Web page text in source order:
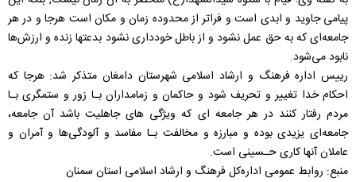
پیامى جاوید و ابدى است و فراتر از محدوده زمان و مکان است هرجا و در هر
جامعه‌اى که به حق عمل نشود و از باطل خوددارى نشود بدعتها زنده و ارزش‌ها
نابود می‌شود.
رییس اداره فرهنگ و ارشاد اسلامی شهرستان دامغان متذکر شد: هرجا که
احکام خدا تغییر و تحریف شود و حاکمان و زمامداران بـا زور و ستمگرى بـا
مردم رفتار کنند در هر جامعه اى که ویژگى هاى جاهلیت باشد آن جامعه،
جامعه‌اى یزیدى بوده و مبارزه و مخالفت بـا مفاسد و آلودگى‌ها و آمران و
عاملان آنها کارى حـسینى است.
منبع: روابط عمومی اداره‌کل فرهنگ و ارشاد اسلامی استان سمنان